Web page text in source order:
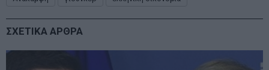
ΣΧΕΤΙΚΑ ΑΡΘΡΑ